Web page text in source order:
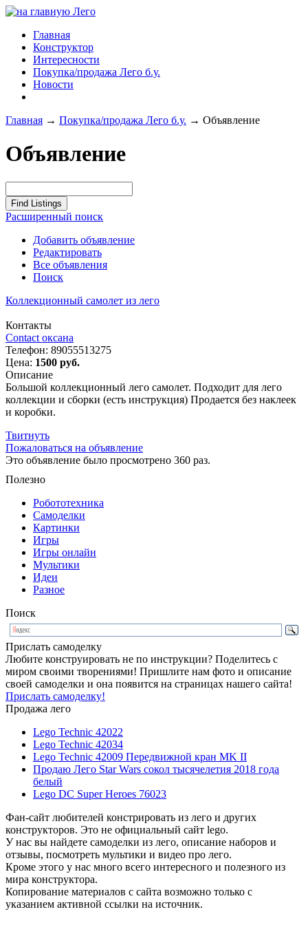
Главная
Конструктор
Интересности
Покупка/продажа Лего б.у.
Новости
Главная → Покупка/продажа Лего б.у. → Объявление
Объявление
Расширенный поиск
Добавить объявление
Редактировать
Все объявления
Поиск
Коллекционный самолет из лего
Контакты
Contact оксана
Телефон: 89055513275
Цена: 1500 руб.
Описание
Большой коллекционный лего самолет. Подходит для лего
коллекции и сборки (есть инструкция) Продается без наклеек
и коробки.
Твитнуть
Пожаловаться на объявление
Это объявление было просмотрено 360 раз.
Полезно
Робототехника
Самоделки
Картинки
Игры
Игры онлайн
Мультики
Идеи
Разное
Поиск
Прислать самоделку
Любите конструировать не по инструкции? Поделитесь с
миром своими творениями! Пришлите нам фото и описание
своей самоделки и она появится на страницах нашего сайта!
Прислать самоделку!
Продажа лего
Lego Technic 42022
Lego Technic 42034
Lego Technic 42009 Передвижной кран MK II
Продаю Лего Star Wars сокол тысячелетия 2018 года
белый
Lego DC Super Heroes 76023
Фан-сайт любителей констрировать из лего и других
конструкторов. Это не официальный сайт lego.
У нас вы найдете самоделки из лего, описание наборов и
отзывы, посмотреть мультики и видео про лего.
Кроме этого у нас много всего интересного и полезного из
мира конструктора.
Копирование материалов с сайта возможно только с
указанием активной ссылки на источник.